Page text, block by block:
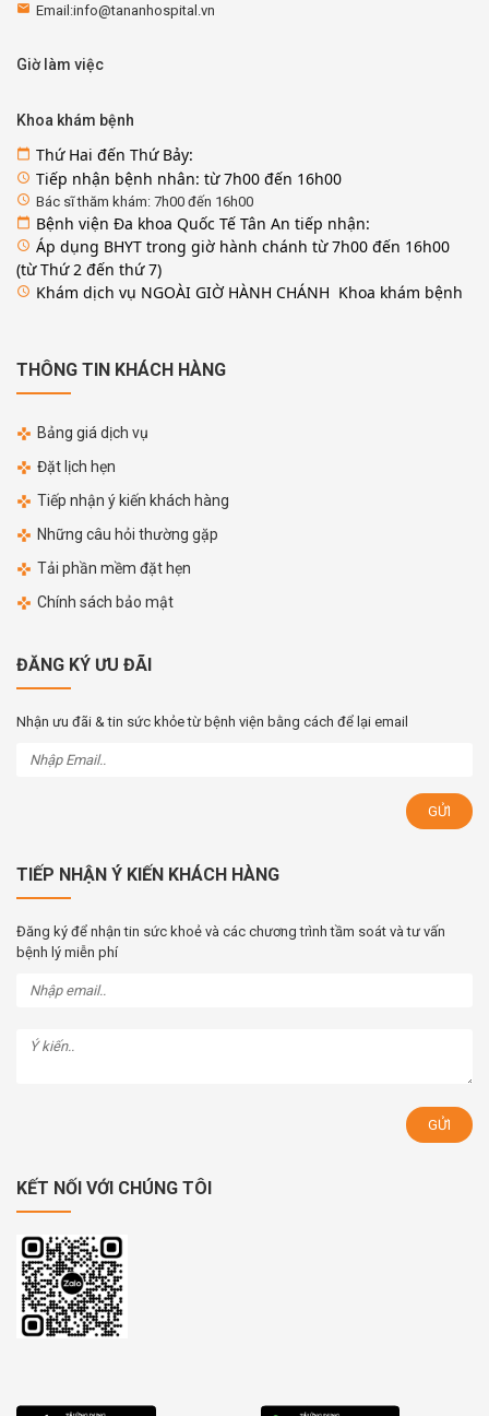
email Email:info@tananhospital.vn
Giờ làm việc
Khoa khám bệnh
calendar_today Thứ Hai đến Thứ Bảy:
access_time Tiếp nhận bệnh nhân: từ 7h00 đến 16h00
access_time Bác sĩ thăm khám: 7h00 đến 16h00
calendar_today Bệnh viện Đa khoa Quốc Tế Tân An tiếp nhận:
access_time Áp dụng BHYT trong giờ hành chánh từ 7h00 đến 16h00
(từ Thứ 2 đến thứ 7)
access_time Khám dịch vụ NGOÀI GIỜ HÀNH CHÁNH Khoa khám bệnh
THÔNG TIN KHÁCH HÀNG
Bảng giá dịch vụ
Đặt lịch hẹn
Tiếp nhận ý kiến khách hàng
Những câu hỏi thường gặp
Tải phần mềm đặt hẹn
Chính sách bảo mật
ĐĂNG KÝ ƯU ĐÃI
Nhận ưu đãi & tin sức khỏe từ bệnh viện bằng cách để lại email
TIẾP NHẬN Ý KIẾN KHÁCH HÀNG
Đăng ký để nhận tin sức khoẻ và các chương trình tầm soát và tư vấn
bệnh lý miễn phí
KẾT NỐI VỚI CHÚNG TÔI